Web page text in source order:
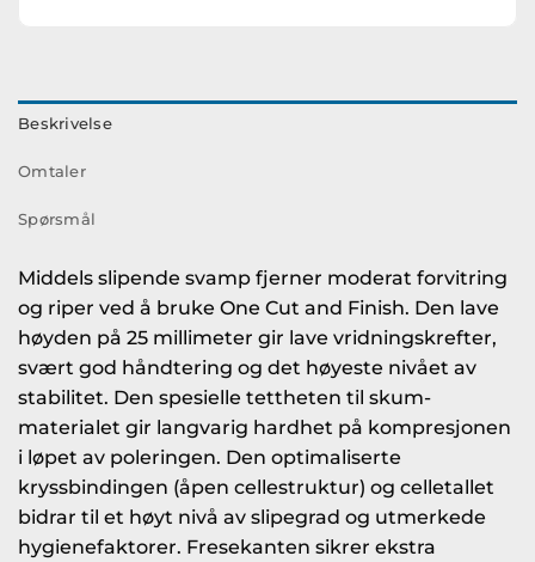
Beskrivelse
Omtaler
Spørsmål
Middels slipende svamp fjerner moderat forvitring
og riper ved å bruke One Cut and Finish. Den lave
høyden på 25 millimeter gir lave vridningskrefter,
svært god håndtering og det høyeste nivået av
stabilitet. Den spesielle tettheten til skum-
materialet gir langvarig hardhet på kompresjonen
i løpet av poleringen. Den optimaliserte
kryssbindingen (åpen cellestruktur) og celletallet
bidrar til et høyt nivå av slipegrad og utmerkede
hygienefaktorer. Fresekanten sikrer ekstra